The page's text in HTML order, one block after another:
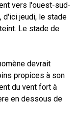
vers l'ouest-sud-
d'ici jeudi, le stade
Le stade de
devrait
propices à son
du vent fort à
en dessous de